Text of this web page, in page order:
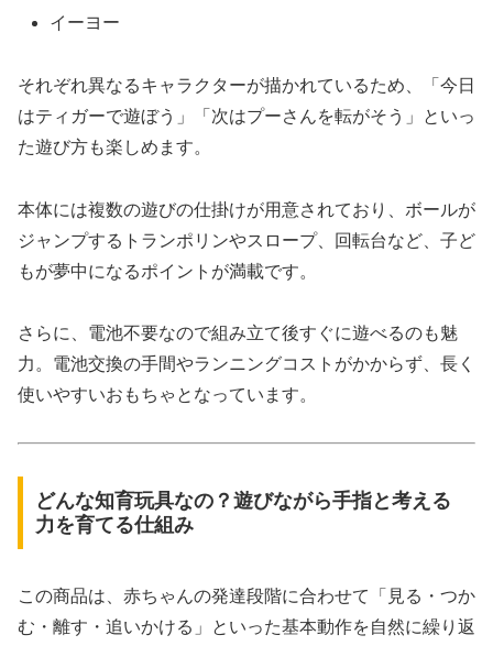
イーヨー
それぞれ異なるキャラクターが描かれているため、「今日
はティガーで遊ぼう」「次はプーさんを転がそう」といっ
た遊び方も楽しめます。
本体には複数の遊びの仕掛けが用意されており、ボールが
ジャンプするトランポリンやスロープ、回転台など、子ど
もが夢中になるポイントが満載です。
さらに、電池不要なので組み立て後すぐに遊べるのも魅
力。電池交換の手間やランニングコストがかからず、長く
使いやすいおもちゃとなっています。
どんな知育玩具なの？遊びながら手指と考える
力を育てる仕組み
この商品は、赤ちゃんの発達段階に合わせて「見る・つか
む・離す・追いかける」といった基本動作を自然に繰り返